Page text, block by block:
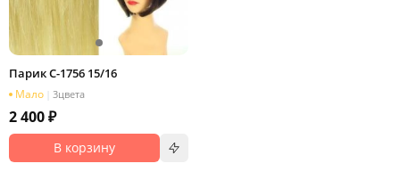
Парик C-1756 15/16
Мало 3цвета
2 400 ₽
В корзину